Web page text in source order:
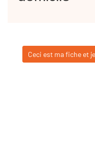
Ceci est ma fiche et